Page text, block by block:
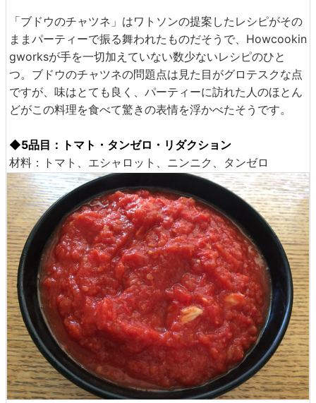
「ブドウのチャツネ」はワトソンの提案したレシピがその
ままパーティーで振る舞われたものだそうで、Howcookin
gworksが手を一切加えていない数少ないレシピのひと
つ。ブドウのチャツネの問題点は見た目がグロテスクな点
ですが、味はとても良く、パーティーに訪れた人のほとん
どがこの料理を食べて驚きの表情を浮かべたそうです。
◆5品目：トマト・タンゼロ・リダクション
材料：トマト、エシャロット、ニンニク、タンゼロ